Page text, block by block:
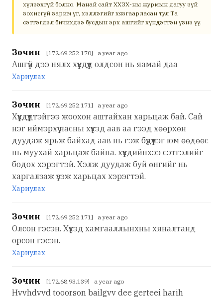
хүлээхгүй болно. Манай сайт ХХЗХ-ны журмын дагуу зүй
зохисгүй зарим үг, хэллэгийг хязгаарласан тул Та
сэтгэгдэл бичихдээ бусдын эрх ашгийг хүндэтгэн үзнэ үү.
Зочин [172.69.252.170] a year ago
Ашгүй дээ нялх хүүхдүүд олдсон нь яамай даа
Хариулах
Зочин [172.69.252.171] a year ago
Хүүхдүүдтэйгээ жоохон аштайхан харьцаж бай. Сай
нэг иймэрхүү насны хүүхэд аав аа гээд хөөрхөн
дуудаж ярьж байхад аав нь гэж бүдүүлэг юм өөдөөс
нь муухай харьцаж байна. хүүхдийнхээ сэтгэлийг
бодох хэрэгтэй. Хэлж дуудаж буй өнгийг нь
харгалзаж үзэж харьцах хэрэгтэй.
Хариулах
Зочин [172.69.252.171] a year ago
Олсон гэсэн. Хүүхэд хамгааллынхны хяналтанд
орсон гэсэн.
Хариулах
Зочин [172.68.93.139] a year ago
Hvvhdvvd tooorson bailgvv dee gerteei harih